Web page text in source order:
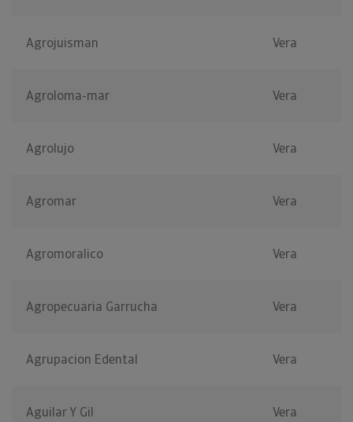
Agrojuisman Vera
Agroloma-mar Vera
Agrolujo Vera
Agromar Vera
Agromoralico Vera
Agropecuaria Garrucha Vera
Agrupacion Edental Vera
Aguilar Y Gil Vera